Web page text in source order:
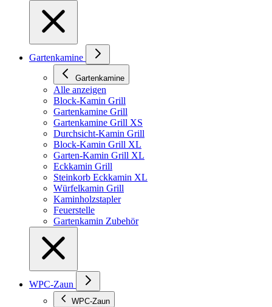
Gartenkamine
Gartenkamine
Alle anzeigen
Block-Kamin Grill
Gartenkamine Grill
Gartenkamine Grill XS
Durchsicht-Kamin Grill
Block-Kamin Grill XL
Garten-Kamin Grill XL
Eckkamin Grill
Steinkorb Eckkamin XL
Würfelkamin Grill
Kaminholzstapler
Feuerstelle
Gartenkamin Zubehör
WPC-Zaun
WPC-Zaun